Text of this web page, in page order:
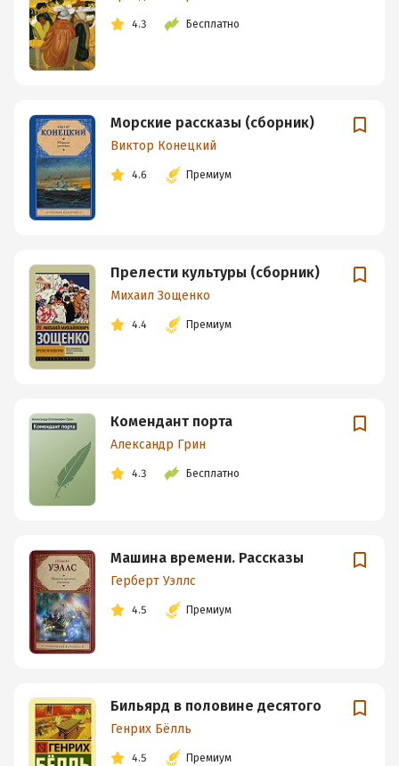
4.3 Бесплатно
Морские рассказы (сборник)
Виктор Конецкий
4.6 Премиум
Прелести культуры (сборник)
Михаил Зощенко
4.4 Премиум
Комендант порта
Александр Грин
4.3 Бесплатно
Машина времени. Рассказы
Герберт Уэллс
4.5 Премиум
Бильярд в половине десятого
Генрих Бёлль
4.5 Премиум